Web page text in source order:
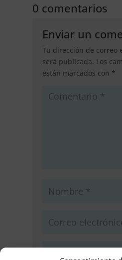
0 comentarios
Enviar un
Tu dirección de correo
será publicada. Los
están marcados con *